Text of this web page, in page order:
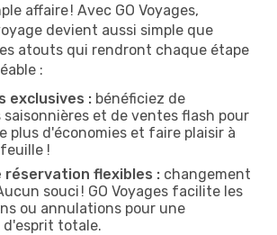
affaire ! Avec GO Voyages,
devient aussi simple que
atouts qui rendront chaque étape
:
exclusives : bénéficiez de
saisonnières et de ventes flash pour
plus d'économies et faire plaisir à
!
réservation flexibles : changement
souci ! GO Voyages facilite les
ou annulations pour une
totale.